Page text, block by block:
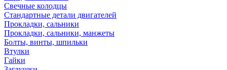
Свечные колодцы
Стандартные детали двигателей
Прокладки, сальники
Прокладки, сальники, манжеты
Болты, винты, шпильки
Втулки
Гайки